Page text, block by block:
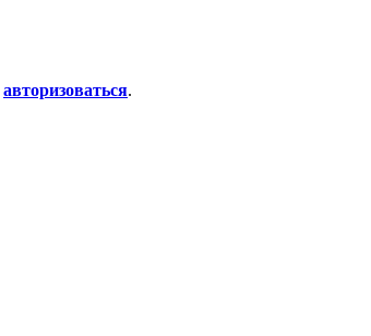
авторизоваться.